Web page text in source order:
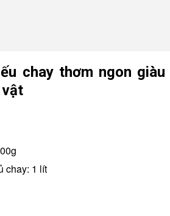
chay thơm ngon giàu
chay: 1 lít